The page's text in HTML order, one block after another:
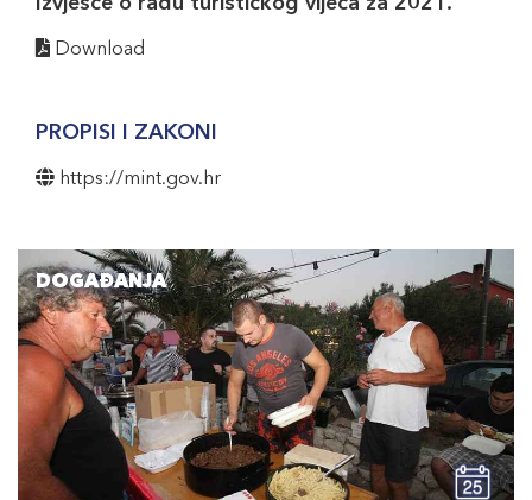
Download
PROPISI I ZAKONI
https://mint.gov.hr
DOGAĐANJA